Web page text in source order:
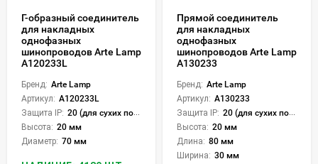
Г-образный соединитель
для накладных
однофазных
шинопроводов Arte Lamp
A120233L
Бренд: Arte Lamp
Артикул: A120233L
Защита IP: 20 (для сухих пом.)
Высота: 20 мм
Диаметр: 70 мм
Прямой соединитель
для накладных
однофазных
шинопроводов Arte Lamp
A130233
Бренд: Arte Lamp
Артикул: A130233
Защита IP: 20 (для сухих пом.)
Высота: 20 мм
Длина: 80 мм
Ширина: 30 мм